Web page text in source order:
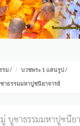
รม/ บวชพระ 1 แสนรูป/
าธรรมมหาปูชนียาจารย์
ชาธรรมมหาปูชนีย